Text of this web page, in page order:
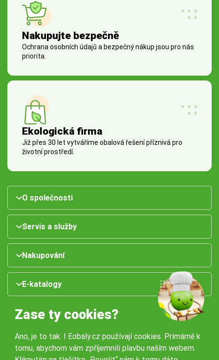
Nakupujte bezpečně
Ochrana osobních údajů a bezpečný nákup jsou pro nás
priorita.
Ekologická firma
Již přes 30 let vytváříme obalová řešení příznivá pro
životní prostředí.
O společnosti
Servis a služby
Nakupování
E-katalogy
Zase ty cookies?
Ano, je to tak. I Eobaly.cz používají cookies. Primárně k
tomu, abychom vám zpříjemnili plavbu naším webem.